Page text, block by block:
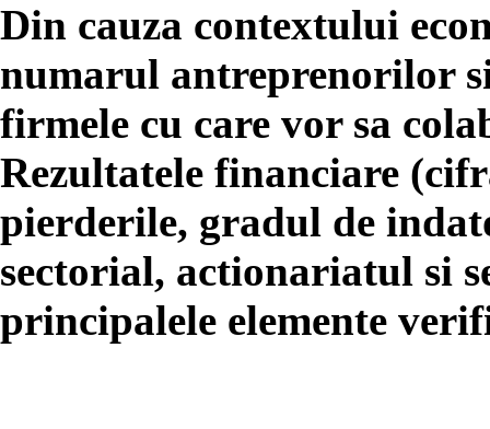
Din cauza contextului
numarul antreprenorilor
firmele cu care vor sa
Rezultatele financiare
pierderile, gradul de
sectorial, actionariatul si
principalele elemente